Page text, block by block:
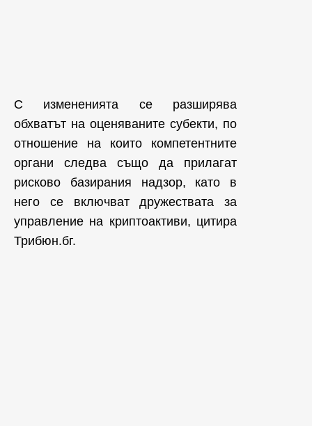
С измененията се разширява
обхватът на оценяваните субекти, по
отношение на които компетентните
органи следва също да прилагат
рисково базирания надзор, като в
него се включват дружествата за
управление на криптоактиви, цитира
Трибюн.бг.